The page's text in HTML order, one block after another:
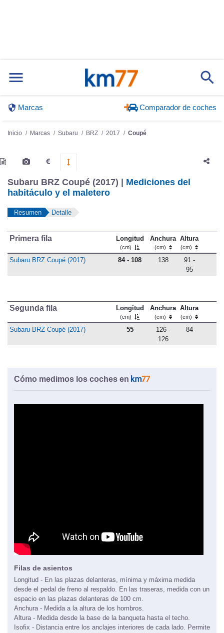
Marcas Comparador de coches
Inicio Marcas Subaru BRZ 2017 Coupé
Subaru BRZ Coupé (2017) | Mediciones del
habitáculo y el maletero
Resumen Detalle
Primera fila Longitud
(cm)
Anchura
(cm)
Altura
(cm)
Subaru BRZ Coupé (2017) 84 - 108 138
91 -
95
Segunda fila Longitud
(cm)
Anchura
(cm)
Altura
(cm)
Subaru BRZ Coupé (2017) 55
126 -
126
84
Cómo medimos los coches en
Filas de asientos
Longitud - En las plazas delanteras, mínima y máxima medida
desde el pedal de freno al respaldo. En las traseras, medida con un
espacio en las plazas delanteras de 100 cm.
Anchura - Medida a la altura de los hombros.
Altura - Medida desde la base de la banqueta hasta el techo.
Isofix - Distancia entre los anclajes interiores de cada lado. Permite